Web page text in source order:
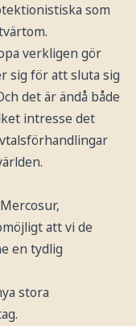
som
verkligen gör
sig för att sluta sig
det är ändå både
intresse det
att vi de
en tydlig
stora